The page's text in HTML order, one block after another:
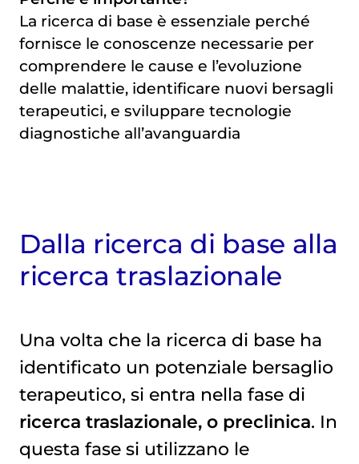
La ricerca di base è essenziale perché
fornisce le conoscenze necessarie per
comprendere le cause e l’evoluzione
delle malattie, identificare nuovi bersagli
terapeutici, e sviluppare tecnologie
diagnostiche all’avanguardia
Dalla ricerca di base alla
ricerca traslazionale
Una volta che la ricerca di base ha
identificato un potenziale bersaglio
terapeutico, si entra nella fase di
ricerca traslazionale, o preclinica. In
questa fase si utilizzano le